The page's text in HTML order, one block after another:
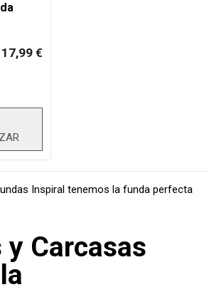
17,99 €
Inspiral tenemos la funda perfecta
y Carcasas